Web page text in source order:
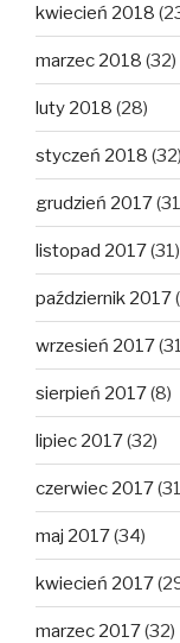
kwiecień 2018
marzec 2018 (32)
luty 2018 (28)
styczeń 2018 (32)
grudzień 2017
listopad 2017(31)
październik 2017
wrzesień 2017
sierpień 2017(8)
lipiec 2017(32)
czerwiec 2017
maj 2017(34)
kwiecień 2017
marzec 2017(32)